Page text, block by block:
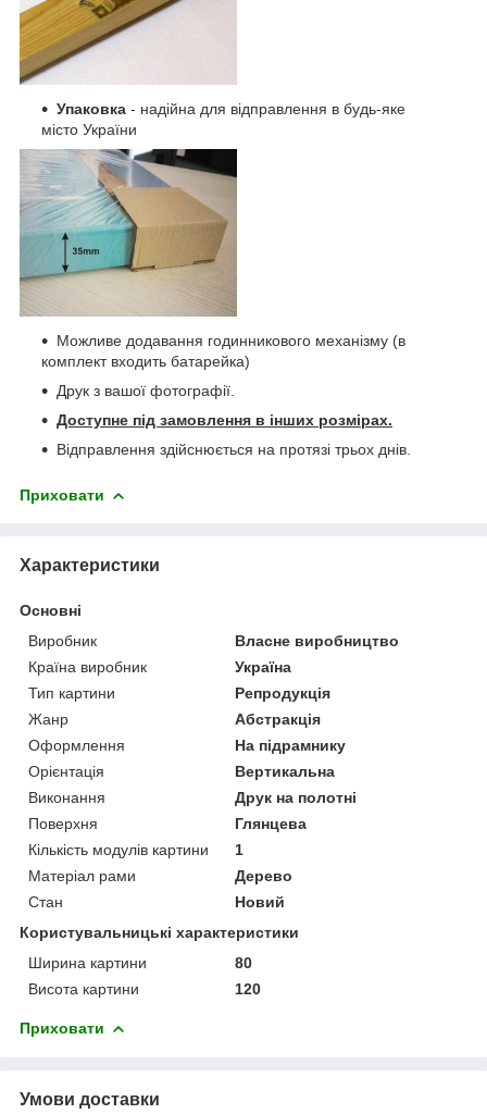
Упаковка - надійна для відправлення в будь-яке
місто України
Можливе додавання годинникового механізму (в
комплект входить батарейка)
Друк з вашої фотографії.
Доступне під замовлення в інших розмірах.
Відправлення здійснюється на протязі трьох днів.
Приховати
Характеристики
Основні
Виробник
Власне виробництво
Країна виробник
Україна
Тип картини
Репродукція
Жанр
Абстракція
Оформлення
На підрамнику
Орієнтація
Вертикальна
Виконання
Друк на полотні
Поверхня
Глянцева
Кількість модулів картини
1
Матеріал рами
Дерево
Стан
Новий
Користувальницькі характеристики
Ширина картини
80
Висота картини
120
Приховати
Умови доставки